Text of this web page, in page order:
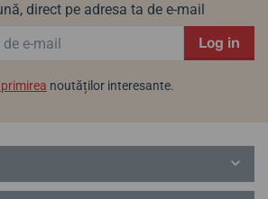
direct pe adresa ta de e-mail
Log in
noutăților interesante.